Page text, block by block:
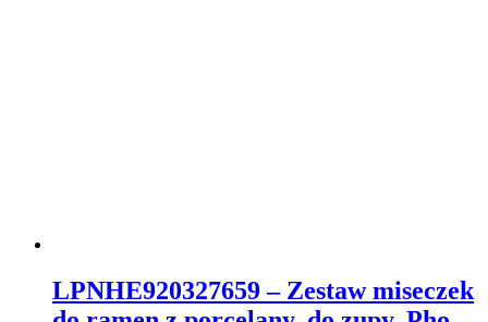
LPNHE920327659 – Zestaw miseczek